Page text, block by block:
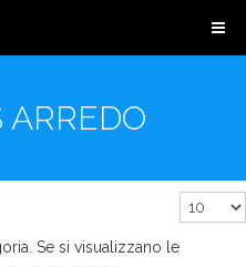
ARREDO
Se si visualizzano le